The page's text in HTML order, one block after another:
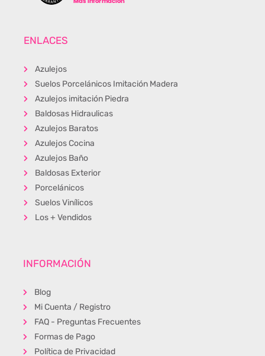
ENLACES
Azulejos
Suelos Porcelánicos Imitación Madera
Azulejos imitación Piedra
Baldosas Hidraulicas
Azulejos Baratos
Azulejos Cocina
Azulejos Baño
Baldosas Exterior
Porcelánicos
Suelos Vinílicos
Los + Vendidos
INFORMACIÓN
Blog
Mi Cuenta / Registro
FAQ - Preguntas Frecuentes
Formas de Pago
Política de Privacidad